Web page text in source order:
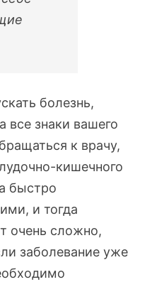
болезнь,
все знаки вашего
к врачу,
кишечного
быстро
и тогда
очень сложно,
заболевание уже